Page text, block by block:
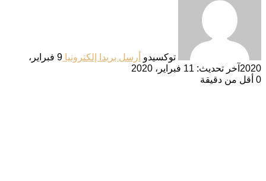
توكسيدو أرسل بريدا إلكترونيا
9 فبراير،
2020 آخر تحديث: 11 فبراير، 2020
0 أقل من دقيقة